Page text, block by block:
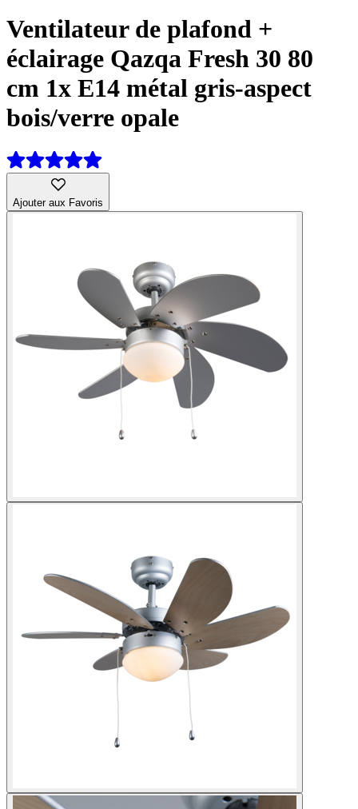
Ventilateur de plafond +
éclairage Qazqa Fresh 30 80
cm 1x E14 métal gris-aspect
bois/verre opale
Ajouter aux Favoris